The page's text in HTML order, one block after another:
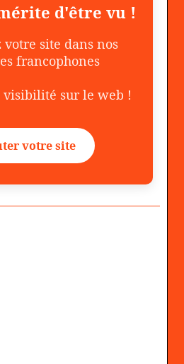
d'être vu !
votre site dans nos
francophones
visibilité sur le web !
votre site